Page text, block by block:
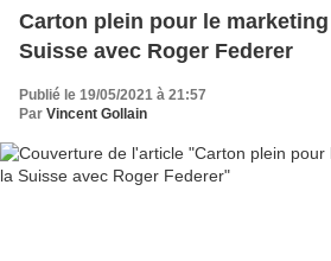
Carton plein pour le
Suisse avec Roger Federer
Publié le 19/05/2021 à 21:57
Par Vincent Gollain